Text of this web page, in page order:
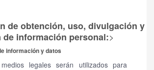
de obtención, uso, divulgación y
de información personal:>
información y datos
legales serán utilizados para